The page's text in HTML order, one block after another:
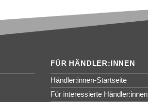
FÜR HÄNDLER:INNEN
Händler:innen-Startseite
Für interessierte Händler:innen